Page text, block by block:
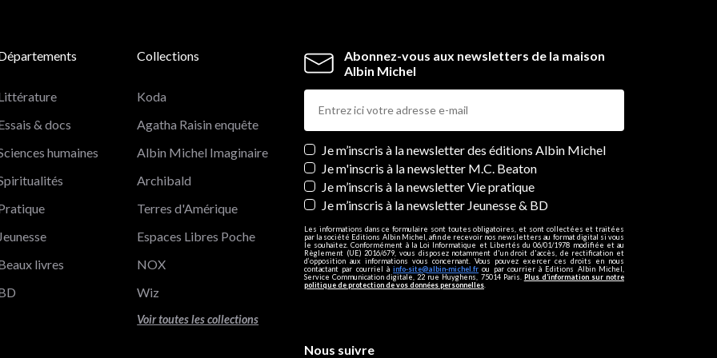
Abonnez-vous aux newsletters de la maison
Albin Michel
Newsletters
Je m’inscris à la newsletter des éditions Albin Michel
Je m'inscris à la newsletter M.C. Beaton
Je m’inscris à la newsletter Vie pratique
Je m’inscris à la newsletter Jeunesse & BD
Les informations dans ce formulaire sont toutes obligatoires, et sont collectées et traitées
par la société Editions Albin Michel, afin de recevoir nos newsletters au format digital si vous
le souhaitez. Conformément à la Loi Informatique et Libertés du 06/01/1978 modifiée et au
Règlement (UE) 2016/679, vous disposez notamment d'un droit d'accès, de rectification et
d’opposition aux informations vous concernant. Vous pouvez exercer ces droits en nous
contactant par courriel àinfo-site@albin-michel.fr ou par courrier à Editions Albin Michel,
Service Communication digitale, 22 rue Huyghens, 75014 Paris. Plus d’information sur notre
politique de protection de vos données personnelles
& docs
humaines
Jeunesse
livres
Collections
Koda
Agatha Raisin enquête
Albin Michel Imaginaire
Archibald
Terres d'Amérique
Espaces Libres Poche
NOX
Wiz
Voir toutes les collections
Nous suivre